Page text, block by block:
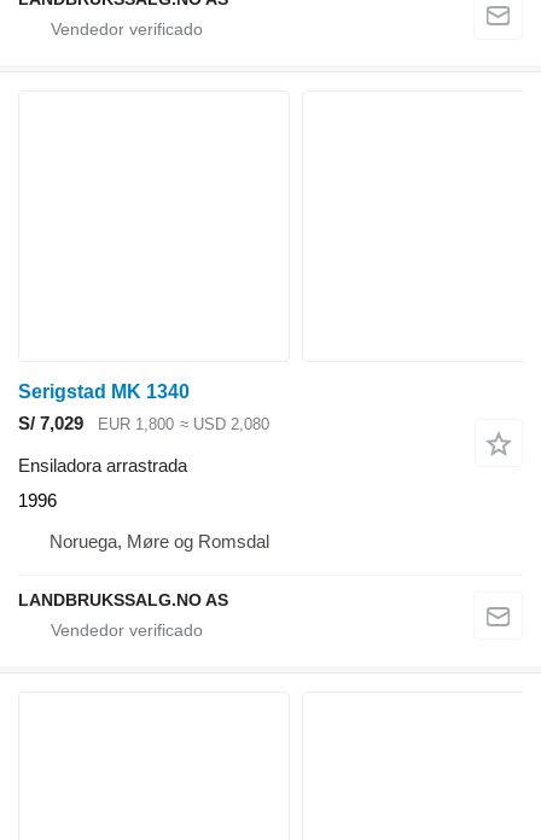
Serigstad MK 1340
S/ 7,029
EUR 1,800 ≈ USD 2,080
Ensiladora arrastrada
1996
Noruega, Møre og Romsdal
LANDBRUKSSALG.NO AS